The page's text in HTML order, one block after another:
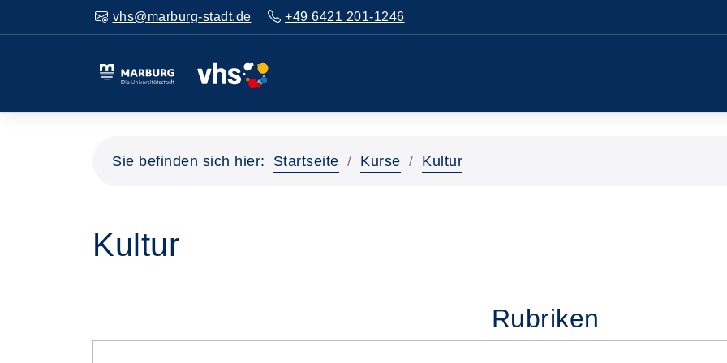
vhs@marburg-stadt.de +49 6421 201-1246
Sie befinden sich hier: Startseite Kurse Kultur
Kultur
Rubriken